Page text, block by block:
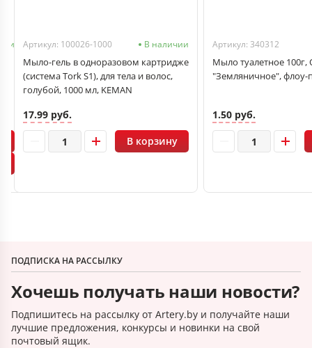
Артикул: 100026-1000 В наличии
Мыло-гель в одноразовом картридже
(система Tork S1), для тела и волос,
голубой, 1000 мл, KEMAN
17.99 руб.
В корзину
Артикул: 340312
Мыло туалетное 100г,
"Земляничное", флоу-
1.50 руб.
ПОДПИСКА НА РАССЫЛКУ
Хочешь получать наши новости?
Подпишитесь на рассылку от Artery.by и получайте наши
лучшие предложения, конкурсы и новинки на свой
почтовый ящик.